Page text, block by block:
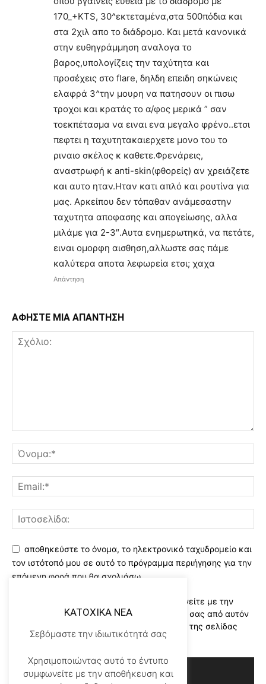
170_+ΚΤS, 30^εκτεταμένα,στα 500πόδια και
στα 2χιλ απο το διάδρομο. Και μετά κανονικά
στην ευθηγράμμηση αναλογα το
βαρος,υπολογίζεις την ταχύτητα και
προσέχεις στο flare, δηλδη επειδη σηκώνεις
ελαφρά 3^την μουρη να πατησουν οι πισω
τροχοι και κρατάς το α/φος μερικά ” σαν
τοεκπέτασμα να ειναι ενα μεγαλο φρένο..ετσι
πεφτει η ταχυτητακαιερχετε μονο του το
ριναιο σκέλος κ καθετε.Φρενάρεις,
αναστρωφή κ anti-skin(φθορείς) αν χρειάζετε
και αυτο ηταν.Ηταν κατι απλό και ρουτίνα για
μας. Αρκείπου δεν τόπαθαν ανάμεσαστην
ταχυτητα αποφασης και απογείωσης, αλλα
μιλάμε για 2-3″.Αυτα ενημερωτηκά, να πετάτε,
ειναι ομορφη αισθηση,αλλωστε σας πάμε
καλύτερα αποτα λεφωρεία ετσι; χαχα
Απάντηση
ΑΦΗΣΤΕ ΜΙΑ ΑΠΑΝΤΗΣΗ
αποθηκεύστε το όνομα, το ηλεκτρονικό ταχυδρομείο και
τον ιστότοπό μου σε αυτό το πρόγραμμα περιήγησης για την
επόμενη φορά που θα σχολιάσω.
Χρησιμοποιώντας αυτό το έντυπο συμφωνείτε με την
αποθήκευση και χειρισμό των δεδομένων σας από αυτόν
τον ιστότοπο..Διαβάστε του ορους χρήσης της σελίδας
μας*
KATOXIKA NEA
Σεβόμαστε την ιδιωτικότητά σας
Χρησιμοποιώντας αυτό το έντυπο
συμφωνείτε με την αποθήκευση και